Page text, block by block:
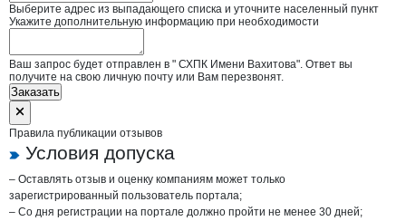
Выберите адрес из выпадающего списка и уточните населенный пункт
Укажите дополнительную информацию при необходимости
Ваш запрос будет отправлен в " СХПК Имени Вахитова". Ответ вы
получите на свою личную почту или Вам перезвонят.
Заказать
Правила публикации отзывов
Условия допуска
– Оставлять отзыв и оценку компаниям может только
зарегистрированный пользователь портала;
– Со дня регистрации на портале должно пройти не менее 30 дней;